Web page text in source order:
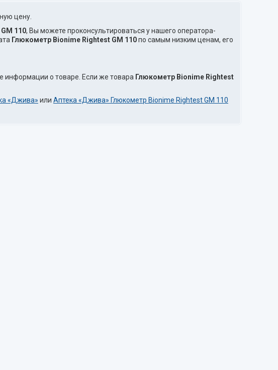
цену.
110, Вы можете проконсультироваться у нашего оператора-
Глюкометр Bionime Rightest GM 110по самым низким ценам, его
информации о товаре. Если же товара Глюкометр Bionime Rightest
«Джива» или Аптека «Джива» Глюкометр Bionime Rightest GM 110